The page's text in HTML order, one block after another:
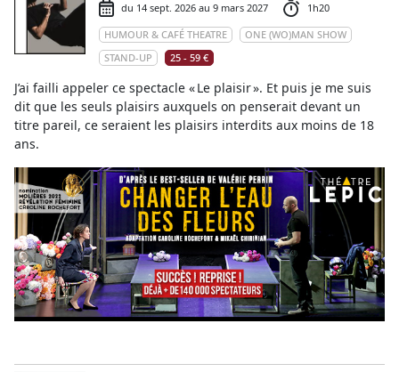
du 14 sept. 2026 au 9 mars 2027
1h20
HUMOUR & CAFÉ THEATRE
ONE (WO)MAN SHOW
STAND-UP
25 - 59 €
J’ai failli appeler ce spectacle « Le plaisir ». Et puis je me suis
dit que les seuls plaisirs auxquels on penserait devant un
titre pareil, ce seraient les plaisirs interdits aux moins de 18
ans.